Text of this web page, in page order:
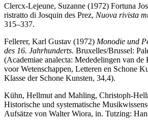
Clercx-Lejeune, Suzanne (1972) Fortuna
ristratto di Josquin des Prez, Nuova rivista
315–337.
Fellerer, Karl Gustav (1972) Monodie und
des 16. Jahrhunderts. Bruxelles/Brussel:
(Academiae analecta: Mededelingen van
voor Wetenschappen, Letteren en Schone
Klasse der Schone Kunsten, 34,4).
Kühn, Hellmut and Mahling, Christoph-
Historische und systematische
Aufsätze von Walter Wiora, in. Tutzing: